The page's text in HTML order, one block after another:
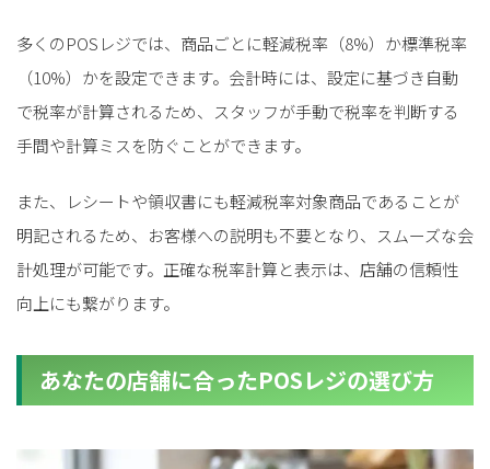
多くのPOSレジでは、商品ごとに軽減税率（8%）か標準税率
（10%）かを設定できます。会計時には、設定に基づき自動
で税率が計算されるため、スタッフが手動で税率を判断する
手間や計算ミスを防ぐことができます。
また、レシートや領収書にも軽減税率対象商品であることが
明記されるため、お客様への説明も不要となり、スムーズな会
計処理が可能です。正確な税率計算と表示は、店舗の信頼性
向上にも繋がります。
あなたの店舗に合ったPOSレジの選び方